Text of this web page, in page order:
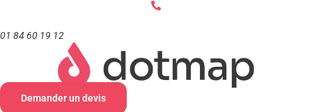
contenu
01 84 60 19 12
Demander un devis